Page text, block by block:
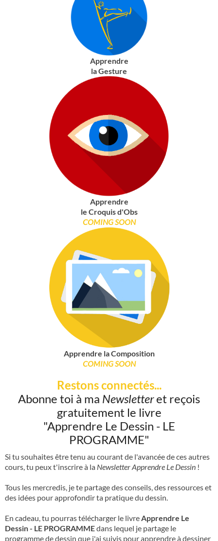
Apprendre
la Gesture
Apprendre
le Croquis d'Obs
COMING SOON
Apprendre la Composition
COMING SOON
Restons connectés...
Abonne toi à ma Newsletteret reçois
gratuitement le livre
"Apprendre Le Dessin - LE
PROGRAMME"
Si tu souhaites être tenu au courant de l'avancée de ces autres
cours, tu peux t'inscrire à la Newsletter Apprendre Le Dessin !
Tous les mercredis, je te partage des conseils, des ressources et
des idées pour approfondir ta pratique du dessin.
En cadeau, tu pourras télécharger le livre Apprendre Le
Dessin - LE PROGRAMMEdans lequel je partage le
programme de dessin que j'ai suivis pour apprendre à dessiner